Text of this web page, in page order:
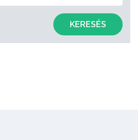
KERESÉS